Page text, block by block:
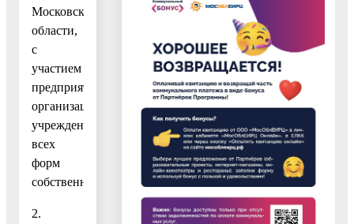
Московской
области,
с
участием
предприятий,
организаций,
учреждений
всех
форм
собственности.
2.